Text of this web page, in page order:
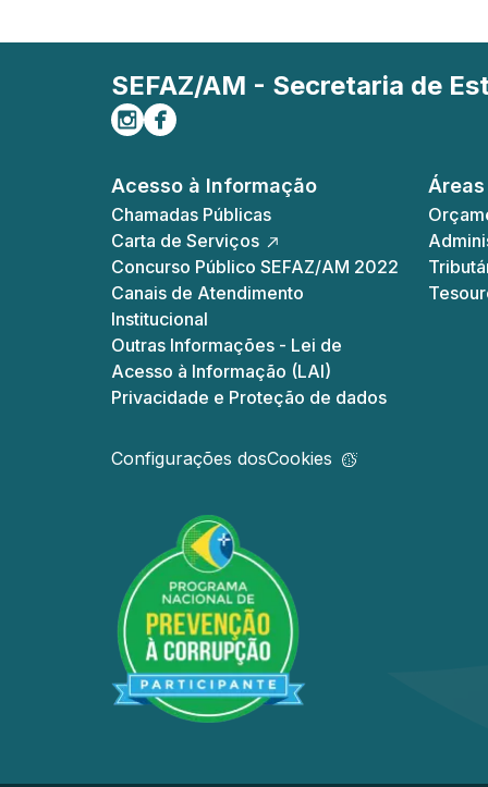
SEFAZ/AM - Secretaria de
Siga-nos no Instagram
Curta-nos no Facebook
Acesso à Informação
Chamadas Públicas
Carta de Serviços
Concurso Público SEFAZ/AM 2022
Canais de Atendimento
Institucional
Outras Informações - Lei de
Acesso à Informação (LAI)
Privacidade e Proteção de dados
Áreas
Configurações dosCookies